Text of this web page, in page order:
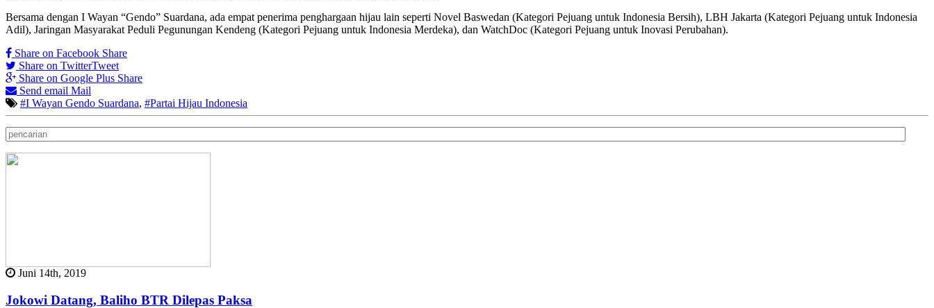
Bersama dengan I Wayan “Gendo” Suardana, ada empat penerima penghargaan hijau lain seperti Novel Baswedan (Kategori Pejuang untuk Indonesia Bersih), LBH Jakarta (Kategori Pejuang untuk Indonesia
Adil), Jaringan Masyarakat Peduli Pegunungan Kendeng (Kategori Pejuang untuk Indonesia Merdeka), dan WatchDoc (Kategori Pejuang untuk Inovasi Perubahan).
Share on Facebook Share
Share on TwitterTweet
Share on Google Plus Share
Send email Mail
#I Wayan Gendo Suardana, #Partai Hijau Indonesia
Juni 14th, 2019
Jokowi Datang, Baliho BTR Dilepas Paksa